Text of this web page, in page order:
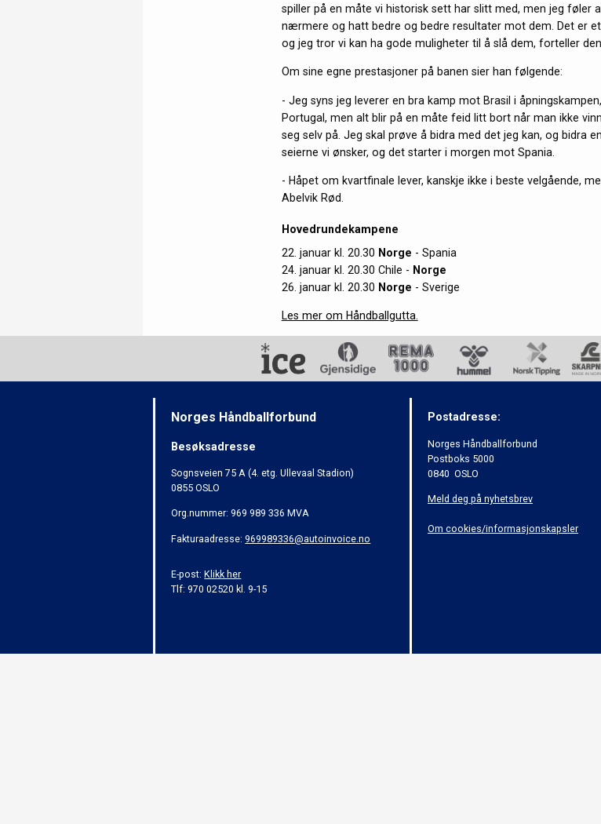
spiller på en måte vi historisk sett har slitt med, men jeg føler
nærmere og hatt bedre og bedre resultater mot dem. Det er
og jeg tror vi kan ha gode muligheter til å slå dem, forteller
Om sine egne prestasjoner på banen sier han følgende:
- Jeg syns jeg leverer en bra kamp mot Brasil i
Portugal, men alt blir på en måte feid litt bort når man ikke
seg selv på. Jeg skal prøve å bidra med det jeg kan, og bidra
seierne vi ønsker, og det starter i morgen mot Spania.
- Håpet om kvartfinale lever, kanskje ikke i beste velgående,
Abelvik Rød.
Hovedrundekampene
22. januar kl. 20.30 Norge - Spania
24. januar kl. 20.30 Chile - Norge
26. januar kl. 20.30 Norge - Sverige
Les mer om Håndballgutta.
Norges Håndballforbund
Besøksadresse
Sognsveien 75 A (4. etg. Ullevaal Stadion)
0855 OSLO
Org.nummer: 969 989 336 MVA
Fakturaadresse:969989336@autoinvoice.no
E-post:Klikk her
Tlf: 970 02520 kl. 9-15
Postadresse:
Norges Håndballforbund
Postboks 5000
0840 OSLO
Meld deg på nyhetsbrev
Om cookies/informasjonskapsler